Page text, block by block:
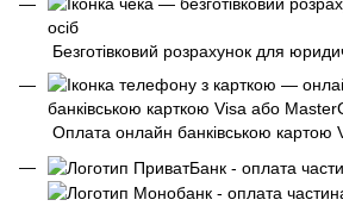
Безготівковий розрахунок для
Оплата онлайн банківською картою